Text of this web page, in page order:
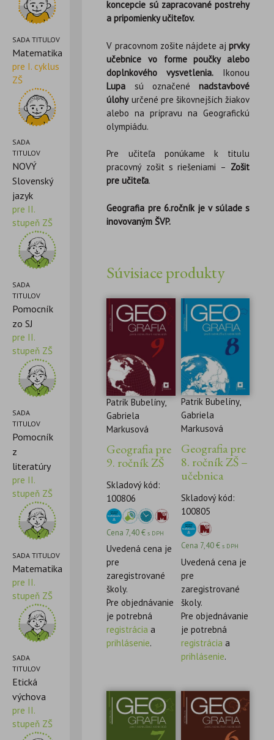
SADA TITULOV
Matematika
pre I. cyklus
ZŠ
SADA
TITULOV
NOVÝ
Slovenský
jazyk
pre II.
stupeň ZŠ
SADA
TITULOV
Pomocník
zo SJ
pre II.
stupeň ZŠ
SADA
TITULOV
Pomocník
z
literatúry
pre II.
stupeň ZŠ
SADA TITULOV
Matematika
pre II.
stupeň ZŠ
SADA
TITULOV
Etická
výchova
pre II.
stupeň ZŠ
koncepcie sú zapracované postrehy
a pripomienky učiteľov.
V pracovnom zošite nájdete aj prvky
učebnice vo forme poučky alebo
doplnkového vysvetlenia. Ikonou
Lupa sú označené nadstavbové
úlohyurčené pre šikovnejších žiakov
alebo na prípravu na Geografickú
olympiádu.
Pre učiteľa ponúkame k titulu
pracovný zošit s riešeniami – Zošit
pre učiteľa.
Geografia pre 6.ročník je v súlade s
inovovaným ŠVP.
Súvisiace produkty
Patrik Bubelíny,
Gabriela
Markusová
Geografia pre
9. ročník ZŠ
Skladový kód:
100806
Cena 7,40€ s DPH
Uvedená cena je
pre
zaregistrované
školy.
Pre objednávanie
je potrebná
registrácia a
prihlásenie.
Patrik Bubelíny,
Gabriela
Markusová
Geografia pre
8. ročník ZŠ –
učebnica
Skladový kód:
100805
Cena 7,40€ s DPH
Uvedená cena je
pre
zaregistrované
školy.
Pre objednávanie
je potrebná
registrácia a
prihlásenie.